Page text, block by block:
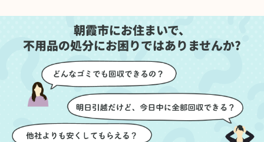
朝霞市にお住まいで、
不用品の処分にお困りではありませんか?